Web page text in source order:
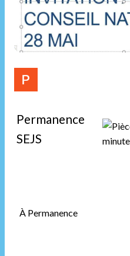
Permanence
SEJS
À Permanence